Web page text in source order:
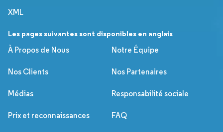
XML
Les pages suivantes sont disponibles en anglais
À Propos de Nous
Notre Équipe
Nos Clients Nos Partenaires
Médias Responsabilité sociale
Prix et reconnaissances FAQ